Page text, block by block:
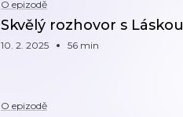
O epizodě
Skvělý rozhovor s Láskou
10. 2. 2025 56 min
O epizodě